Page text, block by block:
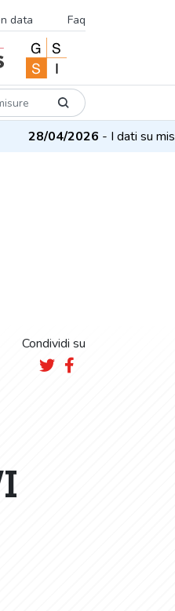
data Faq
28/04/2026- I dati su misure
Condividi su